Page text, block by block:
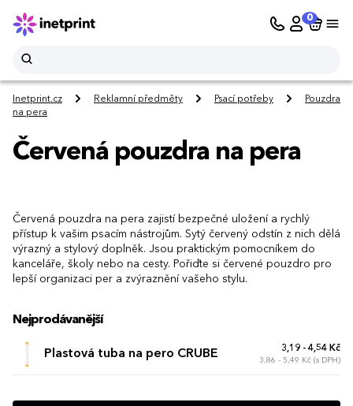
0
Inetprint.cz Reklamní předměty Psací potřeby
Pouzdra
na pera
Červená pouzdra na pera
Červená pouzdra na pera zajistí bezpečné uložení a rychlý
přístup k vašim psacím nástrojům. Sytý červený odstín z nich dělá
výrazný a stylový doplněk. Jsou praktickým pomocníkem do
kanceláře, školy nebo na cesty. Pořiďte si červené pouzdro pro
lepší organizaci per a zvýraznění vašeho stylu.
Nejprodávanější
Plastová tuba na pero CRUBE 3,19 - 4,54 Kč
3,86 - 5,49 Kč (s DPH)